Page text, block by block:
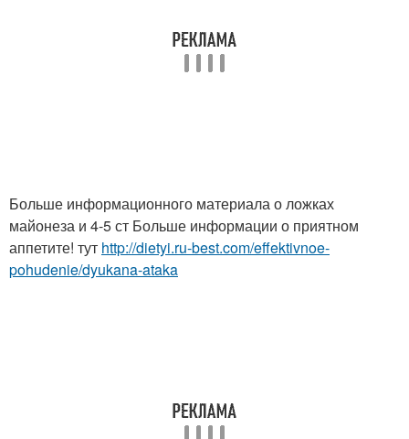
Больше информационного материала о ложках
майонеза и 4-5 ст Больше информации о приятном
аппетите! тут http://dietyi.ru-best.com/effektivnoe-
pohudenie/dyukana-ataka